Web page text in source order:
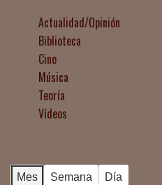
Actualidad/Opinión
Biblioteca
Cine
Música
Teoría
Vídeos
Mes Semana Día